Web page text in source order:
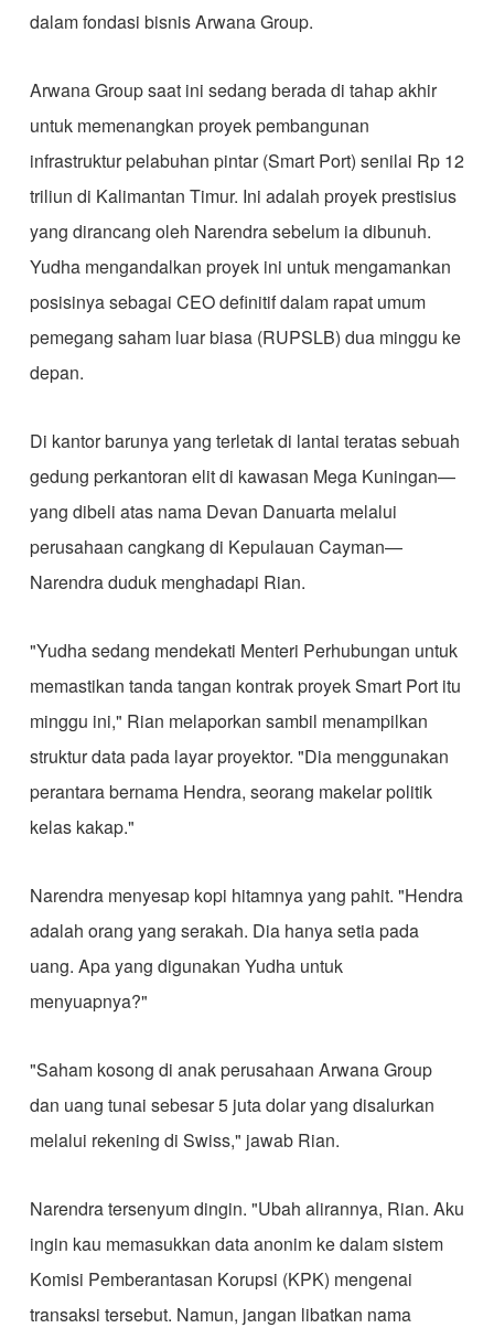
dalam fondasi bisnis Arwana Group.
​Arwana Group saat ini sedang berada di tahap akhir
untuk memenangkan proyek pembangunan
infrastruktur pelabuhan pintar (Smart Port) senilai Rp 12
triliun di Kalimantan Timur. Ini adalah proyek prestisius
yang dirancang oleh Narendra sebelum ia dibunuh.
Yudha mengandalkan proyek ini untuk mengamankan
posisinya sebagai CEO definitif dalam rapat umum
pemegang saham luar biasa (RUPSLB) dua minggu ke
depan.
​Di kantor barunya yang terletak di lantai teratas sebuah
gedung perkantoran elit di kawasan Mega Kuningan—
yang dibeli atas nama Devan Danuarta melalui
perusahaan cangkang di Kepulauan Cayman—
Narendra duduk menghadapi Rian.
​"Yudha sedang mendekati Menteri Perhubungan untuk
memastikan tanda tangan kontrak proyek Smart Port itu
minggu ini," Rian melaporkan sambil menampilkan
struktur data pada layar proyektor. "Dia menggunakan
perantara bernama Hendra, seorang makelar politik
kelas kakap."
​Narendra menyesap kopi hitamnya yang pahit. "Hendra
adalah orang yang serakah. Dia hanya setia pada
uang. Apa yang digunakan Yudha untuk
menyuapnya?"
​"Saham kosong di anak perusahaan Arwana Group
dan uang tunai sebesar 5 juta dolar yang disalurkan
melalui rekening di Swiss," jawab Rian.
​Narendra tersenyum dingin. "Ubah alirannya, Rian. Aku
ingin kau memasukkan data anonim ke dalam sistem
Komisi Pemberantasan Korupsi (KPK) mengenai
transaksi tersebut. Namun, jangan libatkan nama